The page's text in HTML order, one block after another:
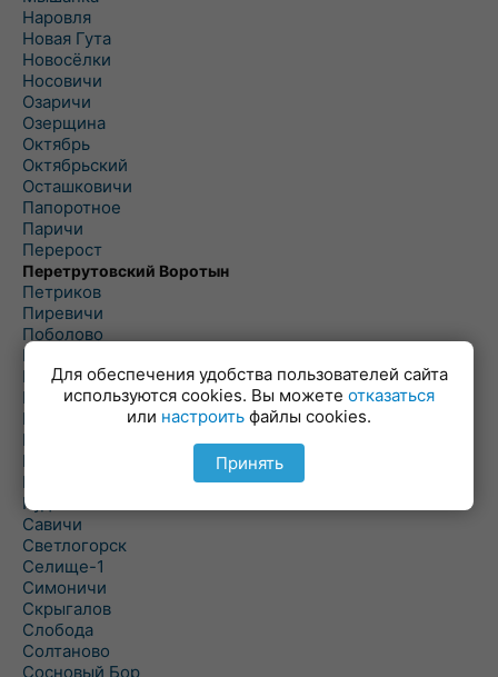
Наровля
Новая Гута
Новосёлки
Носовичи
Озаричи
Озерщина
Октябрь
Октябрьский
Осташковичи
Папоротное
Паричи
Перерост
Перетрутовский Воротын
Петриков
Пиревичи
Поболово
Поколюбичи
Полесье
Птичь
Речица
Ровенская Слобода
Рогачев
Рогинь
Рудня
Савичи
Светлогорск
Селище-1
Симоничи
Скрыгалов
Слобода
Солтаново
Сосновый Бор
Для обеспечения удобства пользователей сайта
используются cookies. Вы можете отказаться
или настроить файлы cookies.
Принять